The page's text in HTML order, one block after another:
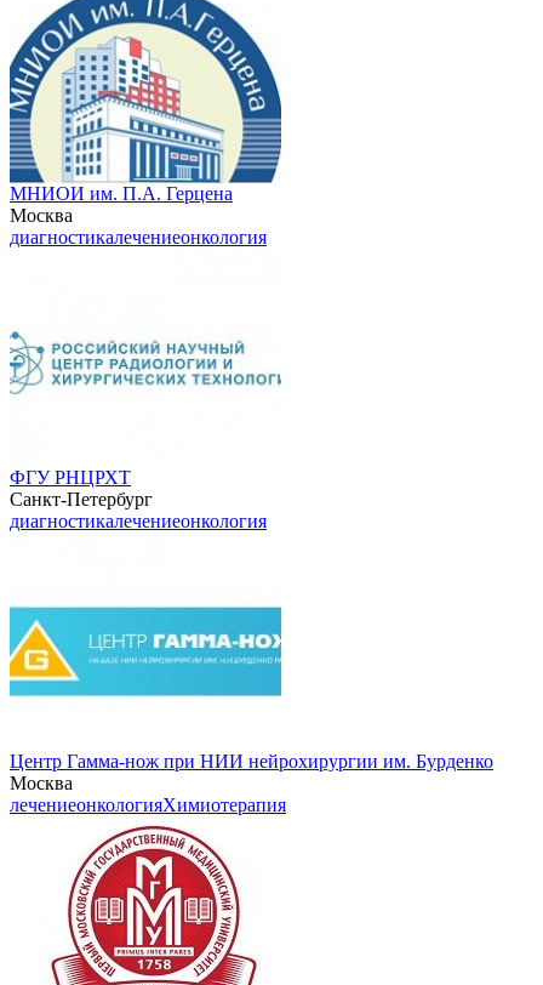
МНИОИ им. П.А. Герцена
Москва
диагностикалечениеонкология
ФГУ РНЦРХТ
Санкт-Петербург
диагностикалечениеонкология
Центр Гамма-нож при НИИ нейрохирургии им. Бурденко
Москва
лечениеонкологияХимиотерапия